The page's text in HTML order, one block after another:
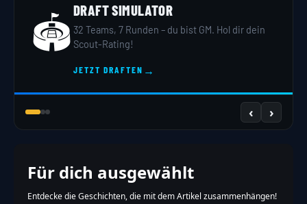
🏟️
DRAFT SIMULATOR
32 Teams, 7 Runden – du bist GM. Hol dir dein
Scout-Rating!
JETZT DRAFTEN →
‹ ›
Für dich ausgewählt
Entdecke die Geschichten, die mit dem Artikel zusammenhängen!